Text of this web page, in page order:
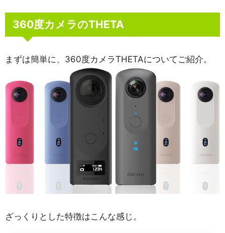
360度カメラのTHETA
まずは簡単に、360度カメラTHETAについてご紹介。
ざっくりとした特徴はこんな感じ。